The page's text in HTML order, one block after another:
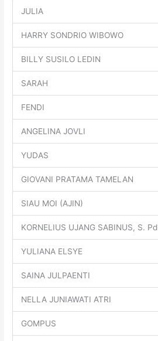
JULIA
HARRY SONDRIO WIBOWO
BILLY SUSILO LEDIN
SARAH
FENDI
ANGELINA JOVLI
YUDAS
GIOVANI PRATAMA TAMELAN
SIAU MOI (AJIN)
KORNELIUS UJANG SABINUS, S. Pd
YULIANA ELSYE
SAINA JULPAENTI
NELLA JUNIAWATI ATRI
GOMPUS